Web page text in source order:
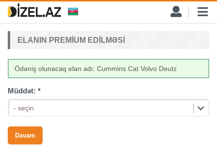
ELANIN PREMIUM EDILMƏSI
Ödəniş olunacaq elan adı: Cummins Cat Volvo Deutz
Müddət: *
- seçin